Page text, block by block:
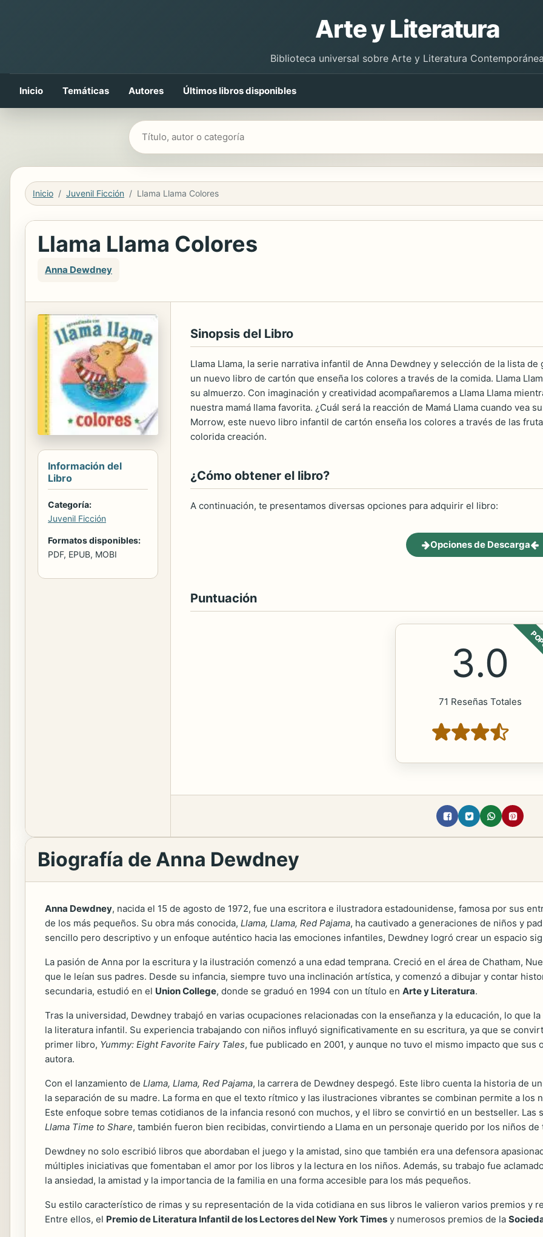
Arte y Literatura
Biblioteca universal sobre Arte y Literatura
Inicio Temáticas Autores Últimos libros disponibles
Buscar libros
Inicio Juvenil Ficción Llama Llama Colores
Llama Llama Colores
Anna Dewdney
Información del
Libro
Categoría:
Juvenil Ficción
Formatos disponibles:
PDF, EPUB, MOBI
Sinopsis del Libro
Llama Llama, la serie narrativa infantil de Anna Dewdney y selección de la lista
un nuevo libro de cartón que enseña los colores a través de la comida. Llama
su almuerzo. Con imaginación y creatividad acompañaremos a Llama Llama
nuestra mamá llama favorita. ¿Cuál será la reacción de Mamá Llama cuando vea
Morrow, este nuevo libro infantil de cartón enseña los colores a través de las
colorida creación.
¿Cómo obtener el libro?
A continuación, te presentamos diversas opciones para adquirir el libro:
Opciones de Descarga
Puntuación
3.0
71 Reseñas Totales
Biografía de Anna Dewdney
Anna Dewdney, nacida el 15 de agosto de 1972, fue una escritora e ilustradora estadounidense, famosa por sus
de los más pequeños. Su obra más conocida, Llama, Llama, Red Pajama, ha cautivado a generaciones de niños y
sencillo pero descriptivo y un enfoque auténtico hacia las emociones infantiles, Dewdney logró crear un espacio
La pasión de Anna por la escritura y la ilustración comenzó a una edad temprana. Creció en el área de Chatham,
que le leían sus padres. Desde su infancia, siempre tuvo una inclinación artística, y comenzó a dibujar y contar
secundaria, estudió en el Union College, donde se graduó en 1994 con un título en Arte y Literatura.
Tras la universidad, Dewdney trabajó en varias ocupaciones relacionadas con la enseñanza y la educación, lo que
la literatura infantil. Su experiencia trabajando con niños influyó significativamente en su escritura, ya que se
primer libro, Yummy: Eight Favorite Fairy Tales, fue publicado en 2001, y aunque no tuvo el mismo impacto que
autora.
Con el lanzamiento de Llama, Llama, Red Pajama, la carrera de Dewdney despegó. Este libro cuenta la historia de
la separación de su madre. La forma en que el texto rítmico y las ilustraciones vibrantes se combinan permite a
Este enfoque sobre temas cotidianos de la infancia resonó con muchos, y el libro se convirtió en un bestseller. Las
Llama Time to Share, también fueron bien recibidas, convirtiendo a Llama en un personaje querido por los niños de
Dewdney no solo escribió libros que abordaban el juego y la amistad, sino que también era una defensora
múltiples iniciativas que fomentaban el amor por los libros y la lectura en los niños. Además, su trabajo fue
la ansiedad, la amistad y la importancia de la familia en una forma accesible para los más pequeños.
Su estilo característico de rimas y su representación de la vida cotidiana en sus libros le valieron varios premios y
Entre ellos, el Premio de Literatura Infantil de los Lectores del New York Times y numerosos premios de la